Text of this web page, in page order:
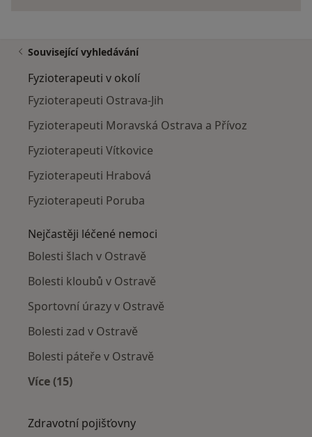
Související vyhledávání
Fyzioterapeuti v okolí
Fyzioterapeuti Ostrava-Jih
Fyzioterapeuti Moravská Ostrava a Přívoz
Fyzioterapeuti Vítkovice
Fyzioterapeuti Hrabová
Fyzioterapeuti Poruba
Nejčastěji léčené nemoci
Bolesti šlach v Ostravě
Bolesti kloubů v Ostravě
Sportovní úrazy v Ostravě
Bolesti zad v Ostravě
Bolesti páteře v Ostravě
Více (15)
Zdravotní pojišťovny